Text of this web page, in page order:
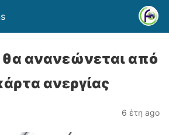
ανανεώνεται από
ανεργίας
6 έτη ago